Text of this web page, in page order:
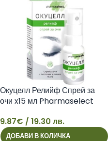
9
Окуцелл Релийф Спрей за
очи x15 мл Pharmaselect
9.87€ / 19.30 лв.
ДОБАВИ В КОЛИЧКА